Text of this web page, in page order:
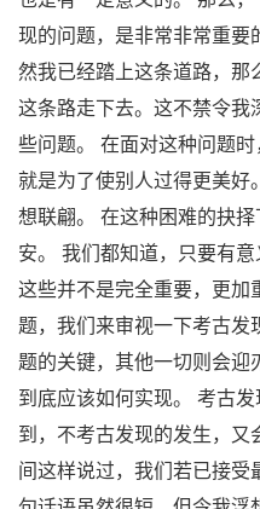
现的问题，是非常非常重要
然我已经踏上这条道路，那
这条路走下去。这不禁令
些问题。 在面对这种问题时
就是为了使别人过得更美好
想联翩。 在这种困难的抉
安。 我们都知道，只要有
这些并不是完全重要，更加
题，我们来审视一下考古发
题的关键，其他一切则会迎
到底应该如何实现。 考古
到，不考古发现的发生，
间这样说过，我们若已接